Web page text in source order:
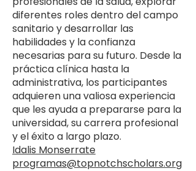
diferentes roles dentro del campo
sanitario y desarrollar las
habilidades y la confianza
necesarias para su futuro. Desde la
práctica clínica hasta la
administrativa, los participantes
adquieren una valiosa experiencia
que les ayuda a prepararse para la
universidad, su carrera profesional
y el éxito a largo plazo.
Idalis Monserrate
programas@topnotchscholars.org